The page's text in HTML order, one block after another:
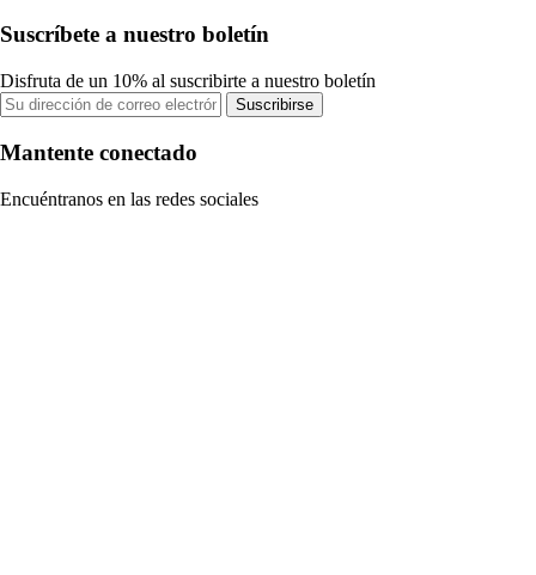
Suscríbete a nuestro boletín
Disfruta de un 10% al suscribirte a nuestro boletín
Suscribirse
Mantente conectado
Encuéntranos en las redes sociales